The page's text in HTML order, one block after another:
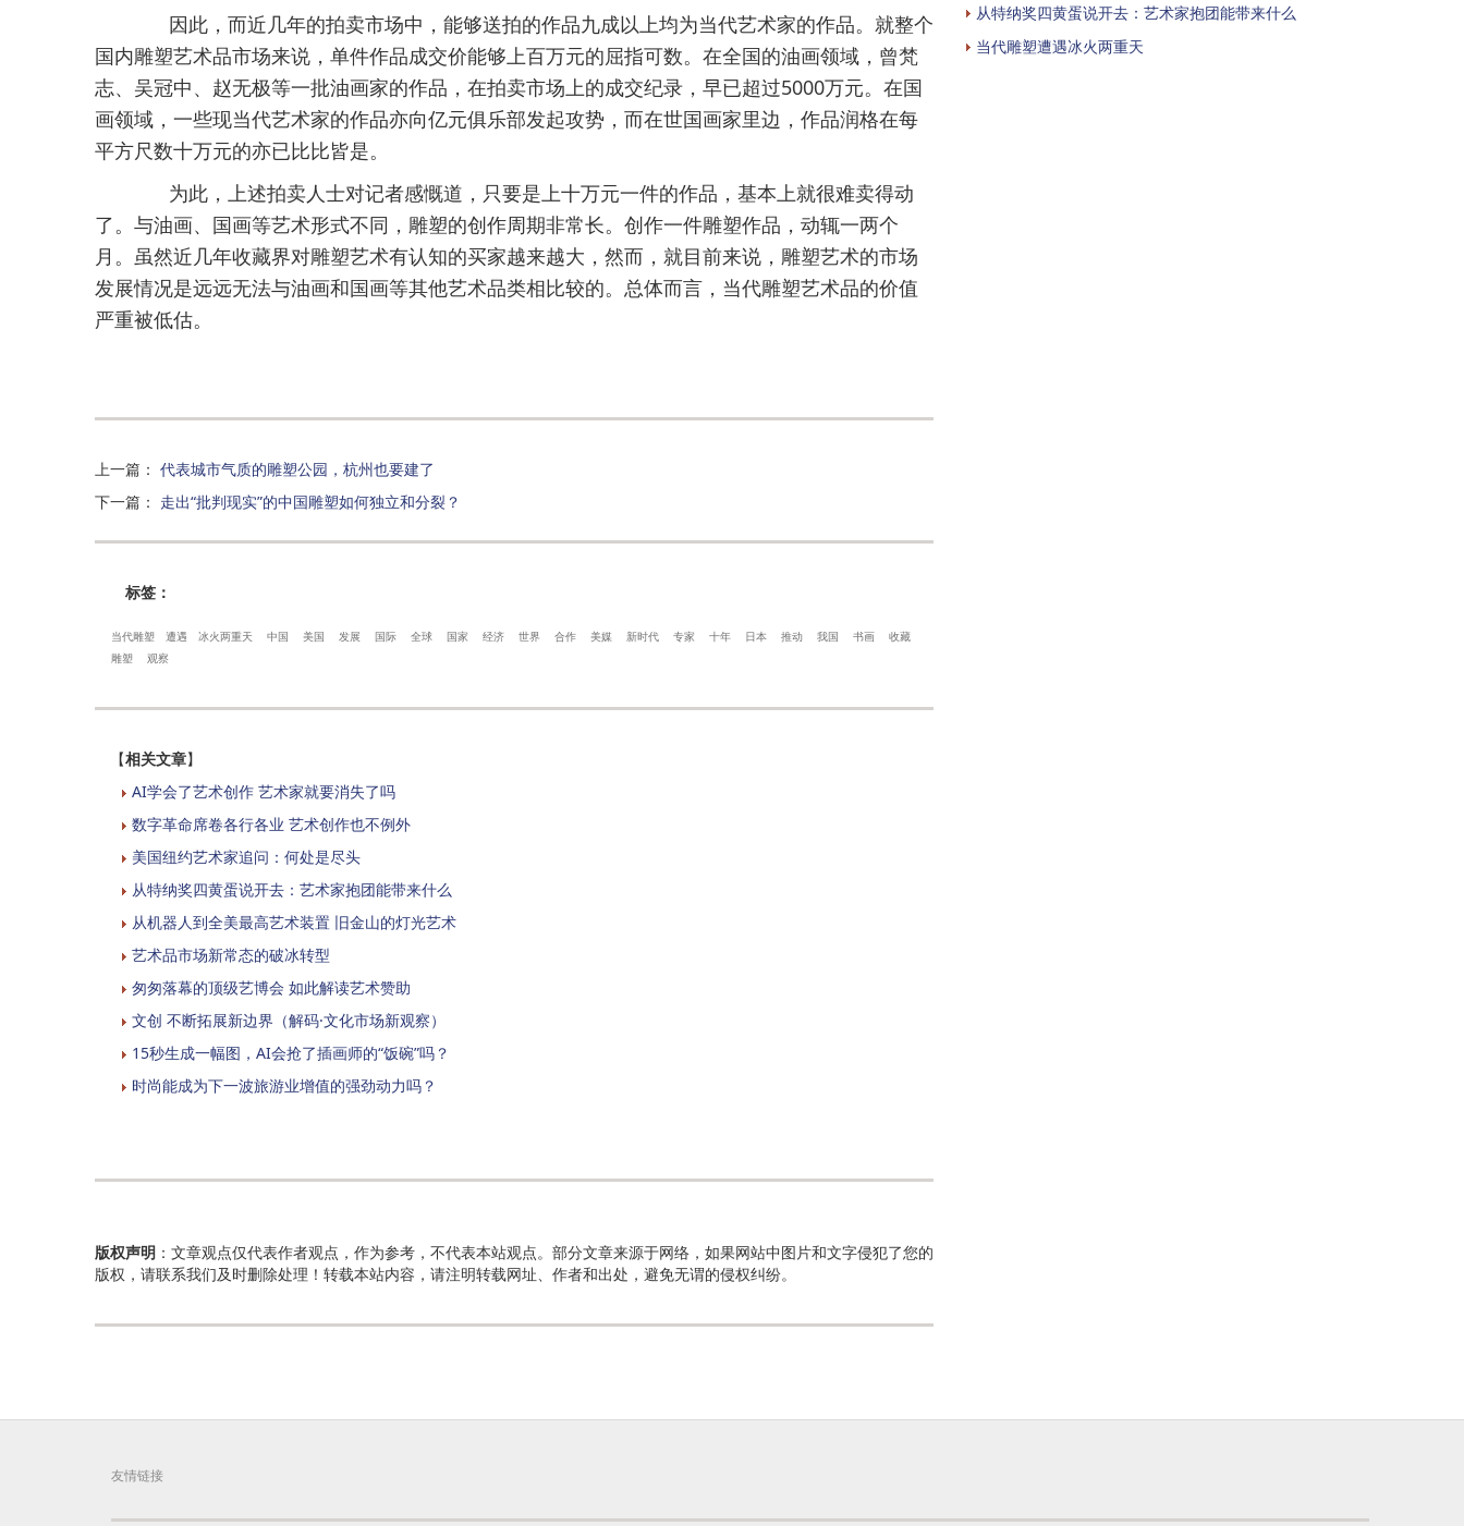
因此，而近几年的拍卖市场中，能够送拍的作品九成以上均为当代艺术家的作品。就整个
国内雕塑艺术品市场来说，单件作品成交价能够上百万元的屈指可数。在全国的油画领域，曾梵
志、吴冠中、赵无极等一批油画家的作品，在拍卖市场上的成交纪录，早已超过5000万元。在国
画领域，一些现当代艺术家的作品亦向亿元俱乐部发起攻势，而在世国画家里边，作品润格在每
平方尺数十万元的亦已比比皆是。
为此，上述拍卖人士对记者感慨道，只要是上十万元一件的作品，基本上就很难卖得动
了。与油画、国画等艺术形式不同，雕塑的创作周期非常长。创作一件雕塑作品，动辄一两个
月。虽然近几年收藏界对雕塑艺术有认知的买家越来越大，然而，就目前来说，雕塑艺术的市场
发展情况是远远无法与油画和国画等其他艺术品类相比较的。总体而言，当代雕塑艺术品的价值
严重被低估。
上一篇 ： 代表城市气质的雕塑公园，杭州也要建了
下一篇 ： 走出“批判现实”的中国雕塑如何独立和分裂？
标签：
当代雕塑 遭遇 冰火两重天 中国 美国 发展 国际 全球 国家 经济 世界 合作 美媒 新时代 专家 十年 日本 推动 我国 书画
收藏
雕塑
观察
【相关文章】
AI学会了艺术创作 艺术家就要消失了吗
数字革命席卷各行各业 艺术创作也不例外
美国纽约艺术家追问：何处是尽头
从特纳奖四黄蛋说开去：艺术家抱团能带来什么
从机器人到全美最高艺术装置 旧金山的灯光艺术
艺术品市场新常态的破冰转型
匆匆落幕的顶级艺博会 如此解读艺术赞助
文创 不断拓展新边界（解码·文化市场新观察）
15秒生成一幅图，AI会抢了插画师的“饭碗”吗？
时尚能成为下一波旅游业增值的强劲动力吗？
版权声明 ：文章观点仅代表作者观点，作为参考，不代表本站观点。部分文章来源于网络，如果网站中图片和文字侵犯了您的
版权，请联系我们及时删除处理！转载本站内容，请注明转载网址、作者和出处，避免无谓的侵权纠纷。
从特纳奖四黄蛋说开去：艺术家抱团能带来什么
当代雕塑遭遇冰火两重天
友情链接